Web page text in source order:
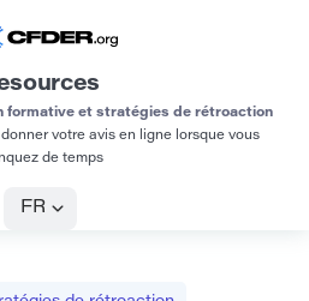
formative et stratégies de rétroaction
votre avis en ligne lorsque vous
de temps
FR